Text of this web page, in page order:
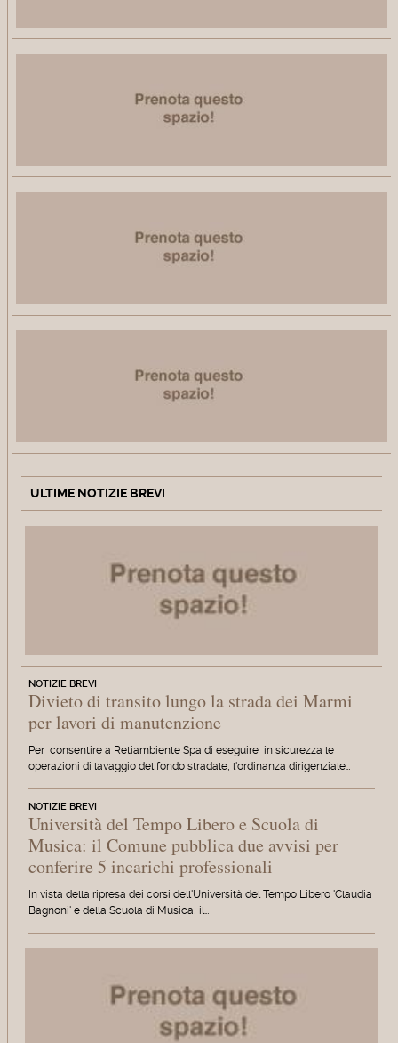
ULTIME NOTIZIE BREVI
NOTIZIE BREVI
Divieto di transito lungo la strada dei Marmi
per lavori di manutenzione
Per consentire a Retiambiente Spa di eseguire in sicurezza le
operazioni di lavaggio del fondo stradale, l'ordinanza dirigenziale…
NOTIZIE BREVI
Università del Tempo Libero e Scuola di
Musica: il Comune pubblica due avvisi per
conferire 5 incarichi professionali
In vista della ripresa dei corsi dell'Università del Tempo Libero 'Claudia
Bagnoni' e della Scuola di Musica, il…